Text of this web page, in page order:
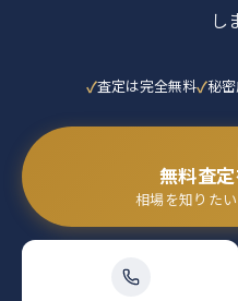
し
査定は完全無料 秘
無料査
相場を知りた